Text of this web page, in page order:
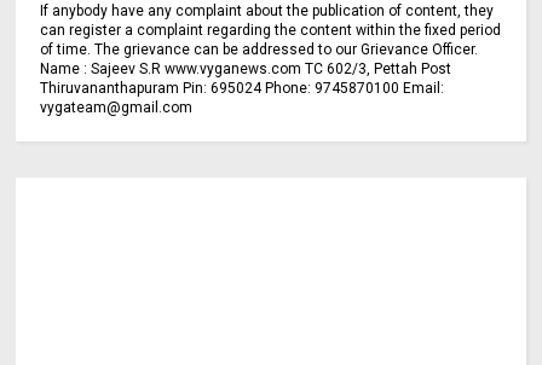
If anybody have any complaint about the publication of content, they
can register a complaint regarding the content within the fixed period
of time. The grievance can be addressed to our Grievance Officer.
Name : Sajeev S.R www.vyganews.com TC 602/3, Pettah Post
Thiruvananthapuram Pin: 695024 Phone: 9745870100 Email:
vygateam@gmail.com